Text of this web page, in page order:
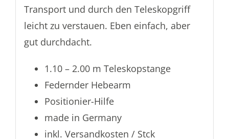
Transport und durch den Teleskopgriff
leicht zu verstauen. Eben einfach, aber
gut durchdacht.
1.10 – 2.00 m Teleskopstange
Federnder Hebearm
Positionier-Hilfe
made in Germany
inkl. Versandkosten / Stck